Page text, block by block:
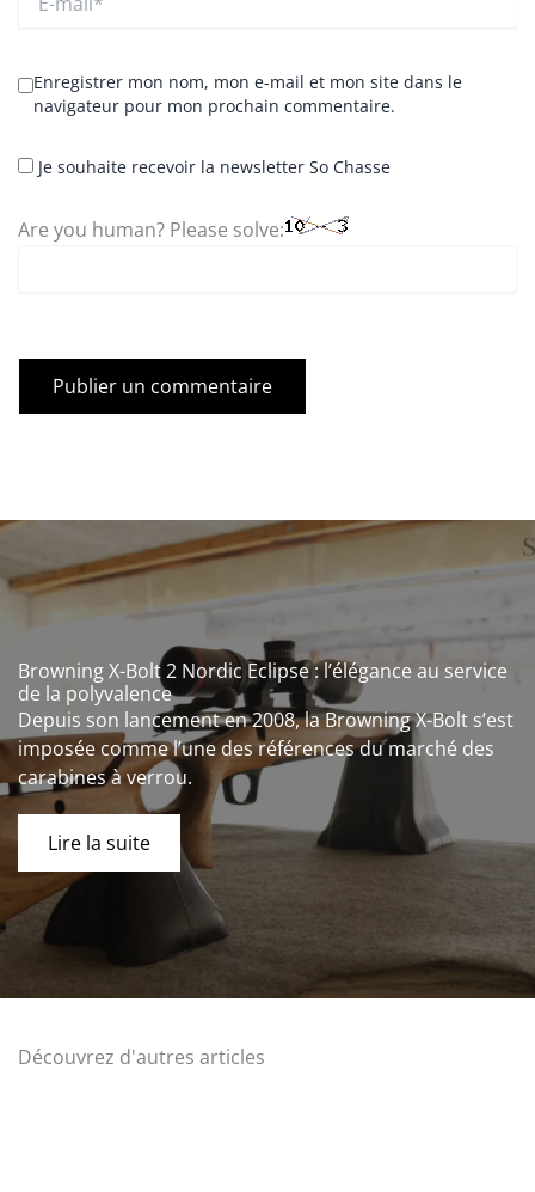
mail*
Enregistrer mon nom, mon e-mail et mon site dans le
navigateur pour mon prochain commentaire.
Je souhaite recevoir la newsletter So Chasse
Are you human? Please solve:
Browning X-Bolt 2 Nordic Eclipse : l’élégance au service
de la polyvalence
Depuis son lancement en 2008, la Browning X-Bolt s’est
imposée comme l’une des références du marché des
carabines à verrou.
Lire la suite
Découvrez d'autres articles